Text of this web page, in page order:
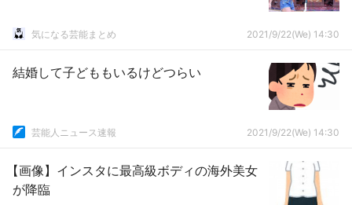
気になる芸能まとめ 2021/9/22(We) 14:30
結婚して子どももいるけどつらい
芸能人ニュース速報 2021/9/22(We) 14:30
【画像】インスタに最高級ボディの海外美女
が降臨